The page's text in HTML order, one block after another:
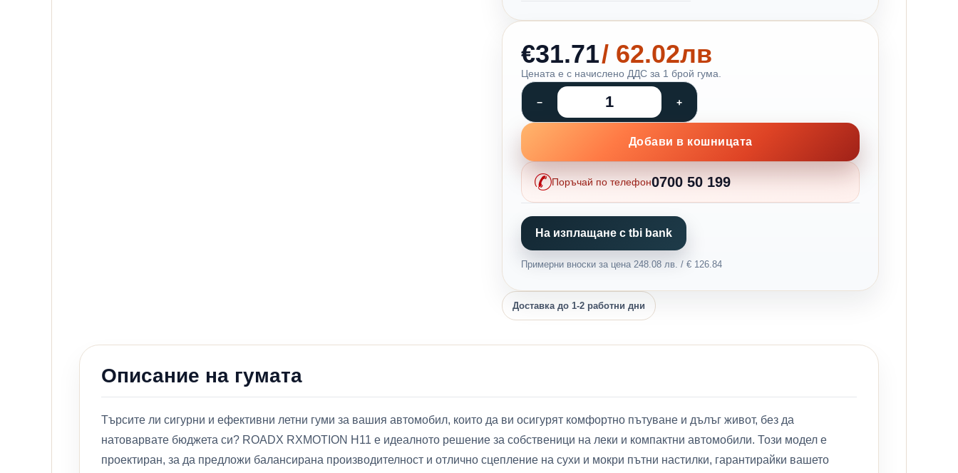
€31.71/ 62.02лв
Цената е с начислено ДДС за 1 брой гума.
Добави в кошницата
Поръчай по телефон0700 50 199
На изплащане с tbi bank
Примерни вноски за цена 248.08 лв. / € 126.84
Доставка до 1-2 работни дни
Описание на гумата
Търсите ли сигурни и ефективни летни гуми за вашия автомобил, които да ви осигурят комфортно пътуване и дълъг живот, без да
натоварвате бюджета си? ROADX RXMOTION H11 е идеалното решение за собственици на леки и компактни автомобили. Този модел е
проектиран, за да предложи балансирана производителност и отлично сцепление на сухи и мокри пътни настилки, гарантирайки вашето